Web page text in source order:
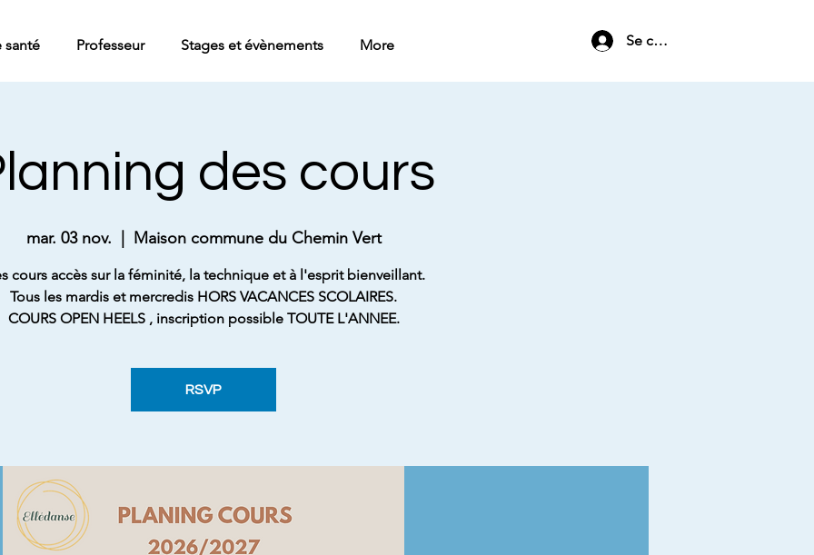
santé Professeur Stages et évènements More Se connecter
des cours
mar. 03 nov. Maison commune du Chemin Vert
cours accès sur la féminité, la technique et à l'esprit bienveillant.
Tous les mardis et mercredis HORS VACANCES SCOLAIRES.
COURS OPEN HEELS , inscription possible TOUTE L'ANNEE.
RSVP